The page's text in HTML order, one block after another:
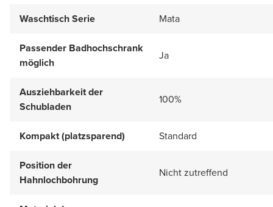
Waschtisch Serie Mata
Passender Badhochschrank
möglich
Ja
Ausziehbarkeit der
Schubladen
100%
Kompakt (platzsparend) Standard
Position der
Hahnlochbohrung
Nicht zutreffend